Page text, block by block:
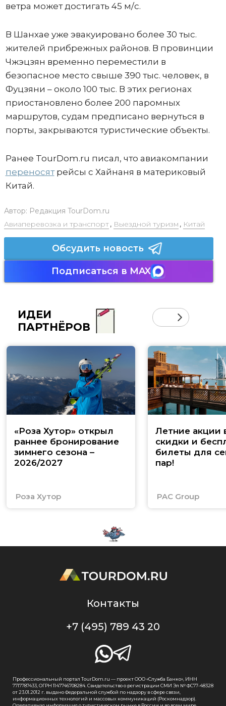
ветра может достигать 45 м/с.
В Шанхае уже эвакуировано более 30 тыс.
жителей прибрежных районов. В провинции
Чжэцзян временно переместили в
безопасное место свыше 390 тыс. человек, в
Фуцзяни – около 100 тыс. В этих регионах
приостановлено более 200 паромных
маршрутов, судам предписано вернуться в
порты, закрываются туристические объекты.
Ранее TourDom.ru писал, что авиакомпании
переносятрейсы с Хайнаня в материковый
Китай.
Автор: Редакция TourDom.ru
Авиаперевозка и транспорт, Выездной туризм , Китай
Обсудить новость
Подписаться в MAX
ИДЕИ
ПАРТНЁРОВ
«Роза Хутор» открыл
раннее бронирование
зимнего сезона –
2026/2027
Роза Хутор
Летние акции
скидки и
билеты для
пар!
PAC Group
Контакты
+7 (495) 789 43 20
Профессиональный портал TourDom.ru — проект ООО «Служба Банко», ИНН
7717787433, ОГРН 1147746708284. Свидетельство о регистрации СМИ Эл № ФС77-48328
от 23.01.2012 г. выдано Федеральной службой по надзору в сфере связи,
информационных технологий и массовых коммуникаций (Роскомнадзор).